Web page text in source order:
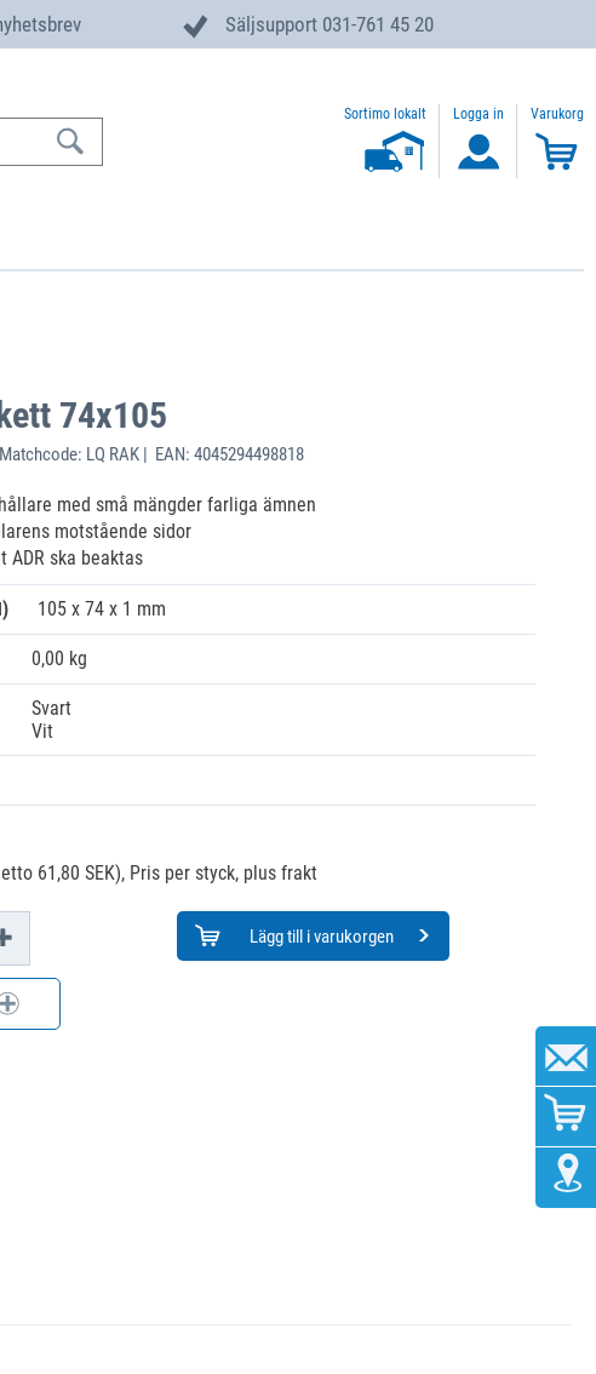
Säljsupport 031-761 45 20
Sortimo lokalt Logga in Varukorg
74x105
LQ RAK | EAN: 4045294498818
med små mängder farliga ämnen
motstående sidor
ADR ska beaktas
105 x 74 x 1 mm
0,00 kg
Svart
Vit
61,80 SEK), Pris per styck, plus frakt
Lägg till i varukorgen